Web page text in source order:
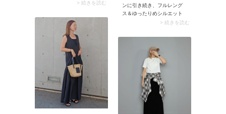
のシンプルなネックレスは
すいですよ。ネックレスの
長さは、クルーネックTシャ
ツの場合は45cm～50cmく
らいがおすすめ。ネックレ
スがTシャツの首元よりひと
回り長くなることでバラン
スがよくなる上に、カジュ
アルコーデにぴったりマッ
チします。
> 続きを読む
ンに引き続き、フルレング
ス＆ゆったりめシルエット
が主流。猛暑日でも快適に
サラッとした穿き心地のパ
ンツが人気の傾向です。中
でもランキングの上位に挙
がっているのがイージーパ
ンツ。ウエストゴムでゆる
っとしたパンツはリラクシ
ーなムードたっぷり。ま
た、イージーケア・接触冷
感・速乾など機能性の高い
パンツも注目を集めていま
> 続きを読む